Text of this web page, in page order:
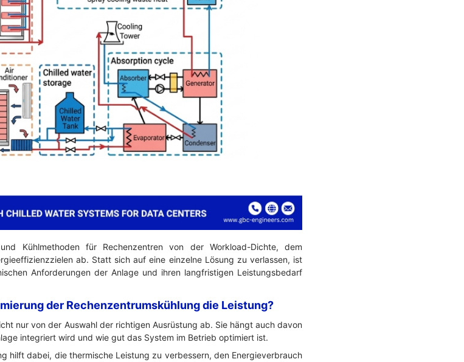
Kühlmethoden für Rechenzentren von der Workload-Dichte, dem
ab. Statt sich auf eine einzelne Lösung zu verlassen, ist
Anforderungen der Anlage und ihren langfristigen Leistungsbedarf
der Rechenzentrumskühlung die Leistung?
nur von der Auswahl der richtigen Ausrüstung ab. Sie hängt auch davon
integriert wird und wie gut das System im Betrieb optimiert ist.
hilft dabei, die thermische Leistung zu verbessern, den Energieverbrauch